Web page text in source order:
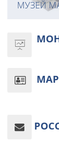
МУЗЕЙ